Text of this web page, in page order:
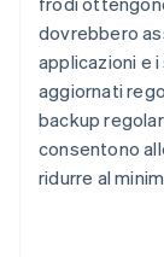
dovrebbero
applicazioni e
aggiornati
backup
consentono
ridurre al